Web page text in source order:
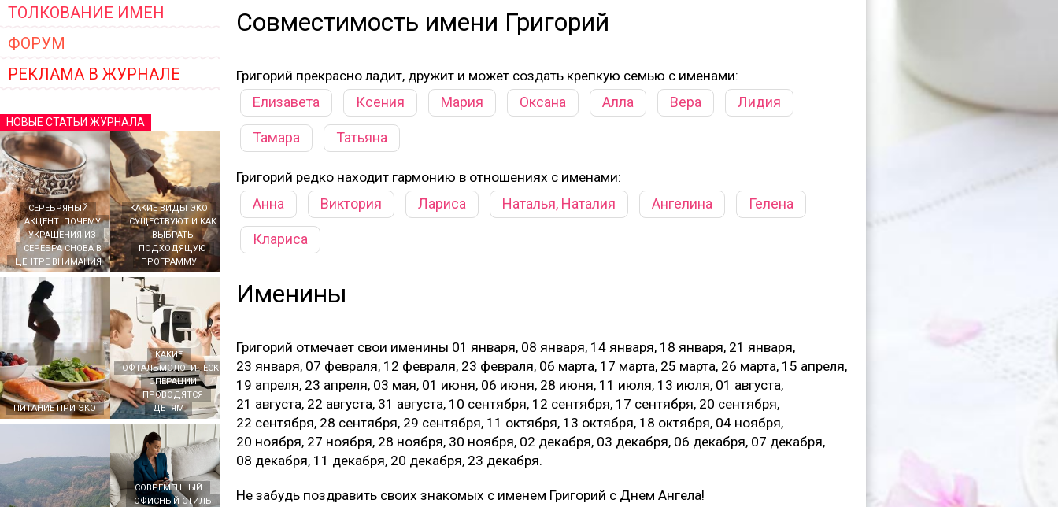
ТОЛКОВАНИЕ ИМЕН
ФОРУМ
РЕКЛАМА В ЖУРНАЛЕ
НОВЫЕ СТАТЬИ ЖУРНАЛА
СЕРЕБРЯНЫЙ
АКЦЕНТ: ПОЧЕМУ
УКРАШЕНИЯ ИЗ
СЕРЕБРА СНОВА В
ЦЕНТРЕ ВНИМАНИЯ
КАКИЕ ВИДЫ ЭКО
СУЩЕСТВУЮТ И КАК
ВЫБРАТЬ
ПОДХОДЯЩУЮ
ПРОГРАММУ
ПИТАНИЕ ПРИ ЭКО
КАКИЕ
ОФТАЛЬМОЛОГИЧЕСКИЕ
ОПЕРАЦИИ
ПРОВОДЯТСЯ
ДЕТЯМ
СОВРЕМЕННЫЙ
ОФИСНЫЙ СТИЛЬ
Совместимость имени Григорий
Григорий прекрасно ладит, дружит и может создать крепкую семью с именами:
Елизавета Ксения Мария Оксана Алла Вера Лидия
Тамара Татьяна
Григорий редко находит гармонию в отношениях с именами:
Анна Виктория Лариса Наталья, Наталия Ангелина Гелена
Клариса
Именины
Григорий отмечает свои именины 01 января, 08 января, 14 января, 18 января, 21 января,
23 января, 07 февраля, 12 февраля, 23 февраля, 06 марта, 17 марта, 25 марта, 26 марта, 15 апреля,
19 апреля, 23 апреля, 03 мая, 01 июня, 06 июня, 28 июня, 11 июля, 13 июля, 01 августа,
21 августа, 22 августа, 31 августа, 10 сентября, 12 сентября, 17 сентября, 20 сентября,
22 сентября, 28 сентября, 29 сентября, 11 октября, 13 октября, 18 октября, 04 ноября,
20 ноября, 27 ноября, 28 ноября, 30 ноября, 02 декабря, 03 декабря, 06 декабря, 07 декабря,
08 декабря, 11 декабря, 20 декабря, 23 декабря.
Не забудь поздравить своих знакомых с именем Григорий с Днем Ангела!